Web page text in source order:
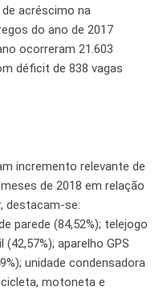
acréscimo na
do ano de 2017
ocorreram 21.603
déficit de 838 vagas
incremento relevante de
de 2018 em relação
destacam-se:
parede (84,52%); telejogo
aparelho GPS
unidade condensadora
motoneta e